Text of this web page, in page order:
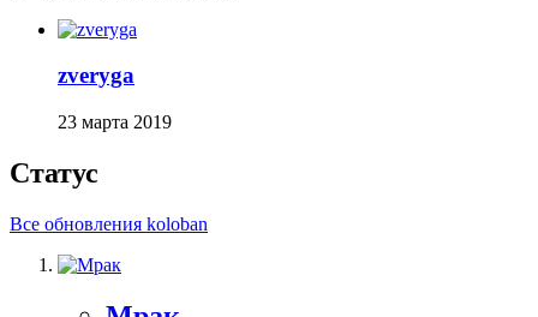
zveryga
23 марта 2019
Статус
Все обновления koloban